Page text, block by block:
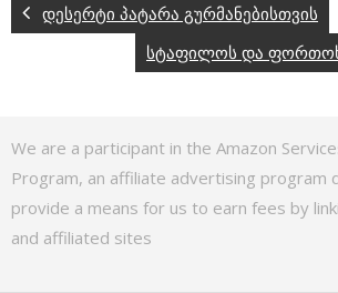
დესერტი პატარა გურმანებისთვის
სტაფილოს და
We are a participant in the Amazon
Program, an affiliate advertising program
provide a means for us to earn fees by
and affiliated sites